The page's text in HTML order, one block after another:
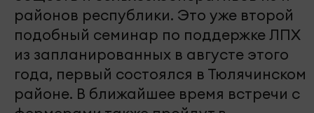
районов республики. Это уже второй
подобный семинар по поддержке ЛПХ
из запланированных в августе этого
года, первый состоялся в Тюлячинском
районе. В ближайшее время встречи с